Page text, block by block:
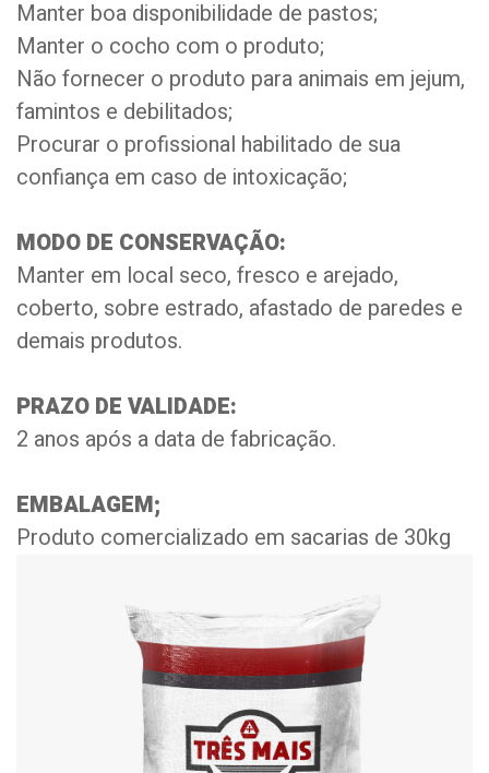
Manter boa disponibilidade de pastos;
Manter o cocho com o produto;
Não fornecer o produto para animais em jejum,
famintos e debilitados;
Procurar o profissional habilitado de sua
confiança em caso de intoxicação;
MODO DE CONSERVAÇÃO:
Manter em local seco, fresco e arejado,
coberto, sobre estrado, afastado de paredes e
demais produtos.
PRAZO DE VALIDADE:
2 anos após a data de fabricação.
EMBALAGEM;
Produto comercializado em sacarias de 30kg